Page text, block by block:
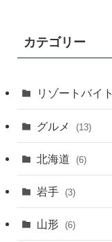
ブ
カテゴリー
リゾートバイト
グルメ (13)
北海道 (6)
岩手 (3)
山形 (6)